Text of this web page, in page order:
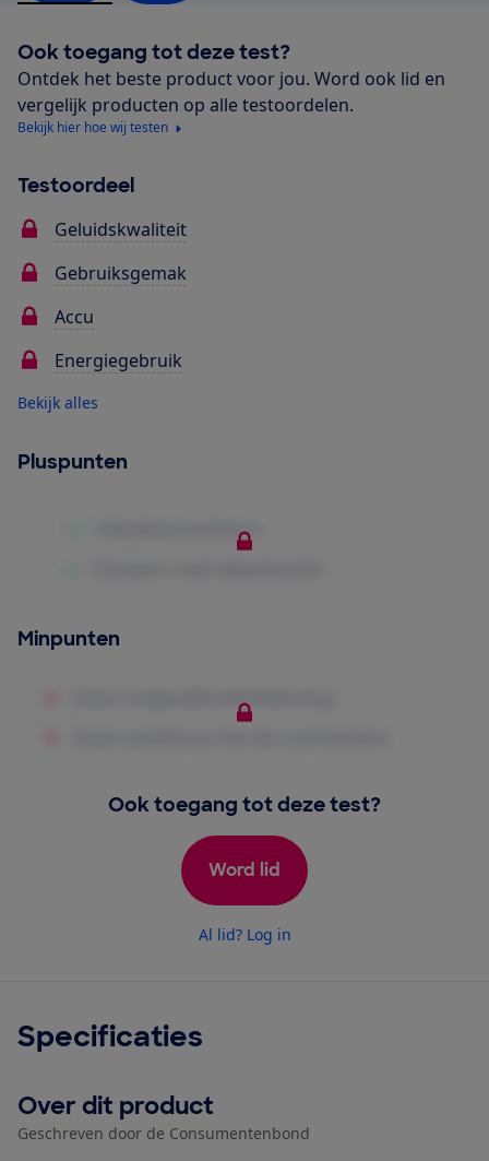
Ook toegang tot deze test?
Ontdek het beste product voor jou. Word ook lid en
vergelijk producten op alle testoordelen.
Bekijk hier hoe wij testen
Testoordeel
Geluidskwaliteit
Gebruiksgemak
Accu
Energiegebruik
Bekijk alles
Pluspunten
Minpunten
Ook toegang tot deze test?
Word lid
Al lid? Log in
Specificaties
Over dit product
Geschreven door de Consumentenbond